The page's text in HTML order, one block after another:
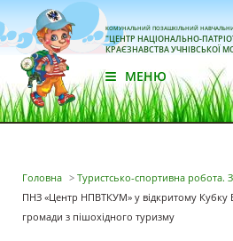
КОМУНАЛЬНИЙ ПОЗАШКІЛЬНИЙ
"ЦЕНТР НАЦІОНАЛЬНО-
КРАЄЗНАВСТВА УЧНІВСЬКОЇ
МЕНЮ
Головна > Туристсько-спортивна робота.
ПНЗ «Центр НПВТКУМ» у відкритому Кубку
громади з пішохідного туризму